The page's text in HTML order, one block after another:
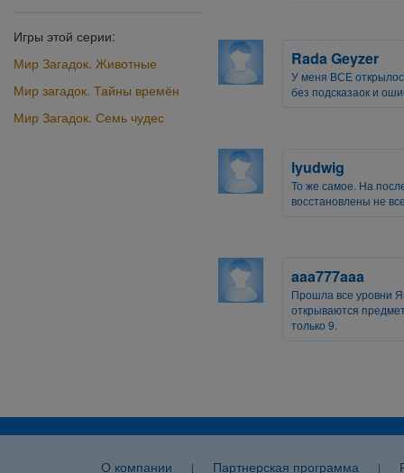
Игры этой серии:
Мир Загадок. Животные
Мир загадок. Тайны времён
Мир Загадок. Семь чудес
Rada Geyzer
У меня ВСЕ
без подсказаок и
lyudwig
То же самое. На
восстановлены не
aaa777aaa
Прошла все уровни
открываются
только 9.
О компании | Партнерская программа |